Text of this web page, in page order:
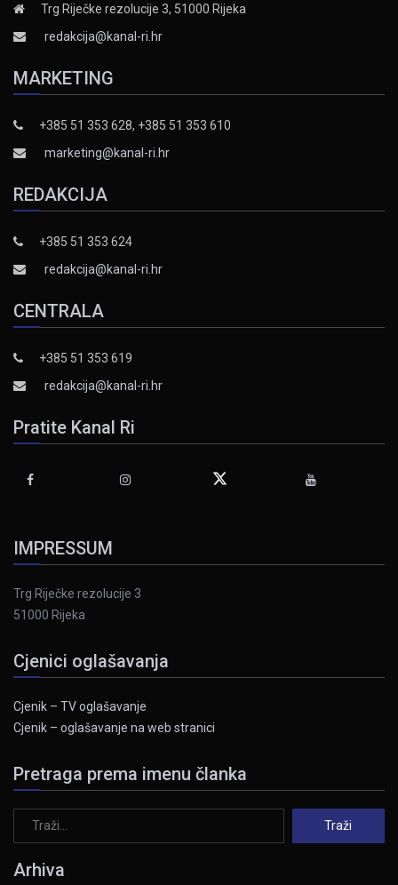
Trg Riječke rezolucije 3, 51000 Rijeka
redakcija@kanal-ri.hr
MARKETING
+385 51 353 628, +385 51 353 610
marketing@kanal-ri.hr
REDAKCIJA
+385 51 353 624
redakcija@kanal-ri.hr
CENTRALA
+385 51 353 619
redakcija@kanal-ri.hr
Pratite Kanal Ri
IMPRESSUM
Trg Riječke rezolucije 3
51000 Rijeka
Cjenici oglašavanja
Cjenik – TV oglašavanje
Cjenik – oglašavanje na web stranici
Pretraga prema imenu članka
Arhiva